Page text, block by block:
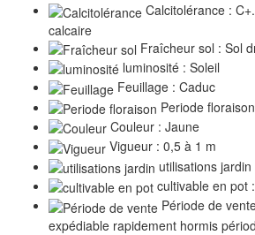
Calcitolérance :
calcaire
Fraîcheur sol : Sol
luminosité : Soleil
Feuillage : Caduc
Periode
Couleur : Jaune
Vigueur : 0,5 à 1 m
utilisations
cultivable en pot
Période de
expédiable rapidement hormis